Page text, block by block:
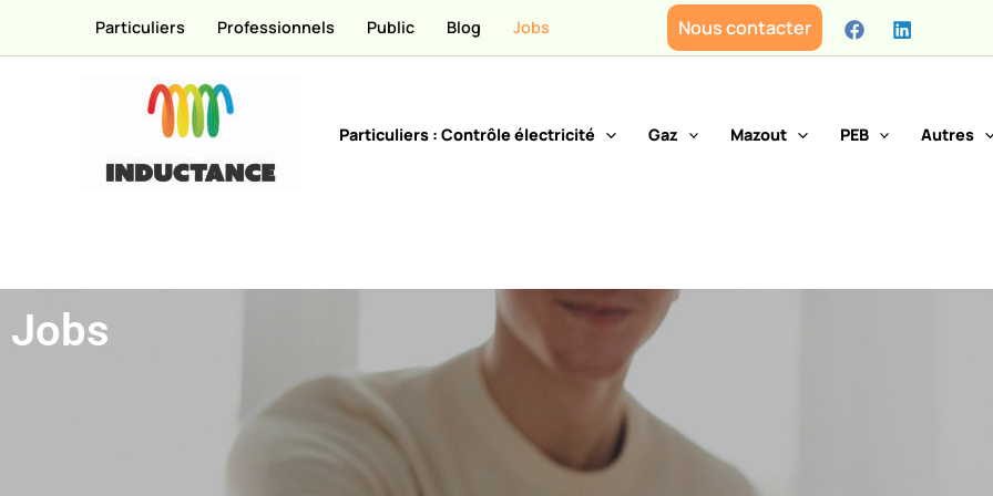
Particuliers Professionnels Public Blog Jobs Nous contacter
Particuliers : Contrôle électricité Gaz Mazout PEB Autres
Jobs